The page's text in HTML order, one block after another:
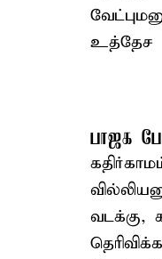
உத்தேச
பாஜக
வடக்கு,